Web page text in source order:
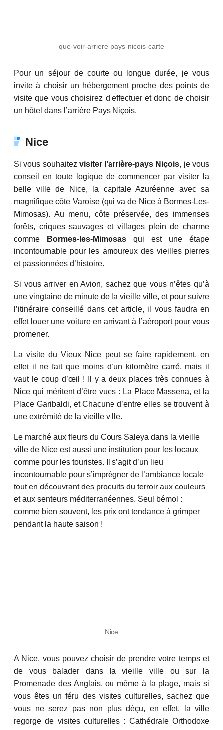
que-voir-arriere-pays-nicois-carte
Pour un séjour de courte ou longue durée, je vous
invite à choisir un hébergement proche des points de
visite que vous choisirez d’effectuer et donc de choisir
un hôtel dans l’arrière Pays Niçois.
Nice
Si vous souhaitez visiter l’arrière-pays Niçois, je vous
conseil en toute logique de commencer par visiter la
belle ville de Nice, la capitale Azuréenne avec sa
magnifique côte Varoise (qui va de Nice à Bormes-Les-
Mimosas). Au menu, côte préservée, des immenses
forêts, criques sauvages et villages plein de charme
comme
Bormes-les-Mimosas qui est une étape
incontournable pour les amoureux des vieilles pierres
et passionnées d’histoire.
Si vous arriver en Avion, sachez que vous n’êtes qu’à
une vingtaine de minute de la vieille ville, et pour suivre
l’itinéraire conseillé dans cet article, il vous faudra en
effet louer une voiture en arrivant à l’aéroport pour vous
promener.
La visite du Vieux Nice peut se faire rapidement, en
effet il ne fait que moins d’un kilomètre carré, mais il
vaut le coup d’œil ! Il y a deux places très connues à
Nice qui méritent d’être vues : La Place Massena, et la
Place Garibaldi, et Chacune d’entre elles se trouvent à
une extrémité de la vieille ville.
Le marché aux fleurs du Cours Saleya dans la vieille
ville de Nice est aussi une institution pour les locaux
comme pour les touristes. Il s’agit d’un lieu
incontournable pour s’imprégner de l’ambiance locale
tout en découvrant des produits du terroir aux couleurs
et aux senteurs méditerranéennes. Seul bémol :
comme bien souvent, les prix ont tendance à grimper
pendant la haute saison !
Nice
A Nice, vous pouvez choisir de prendre votre temps et
de vous balader dans la vieille ville ou sur la
Promenade des Anglais, ou même à la plage, mais si
vous êtes un féru des visites culturelles, sachez que
vous ne serez pas non plus déçu, en effet, la ville
regorge de visites culturelles : Cathédrale Orthodoxe